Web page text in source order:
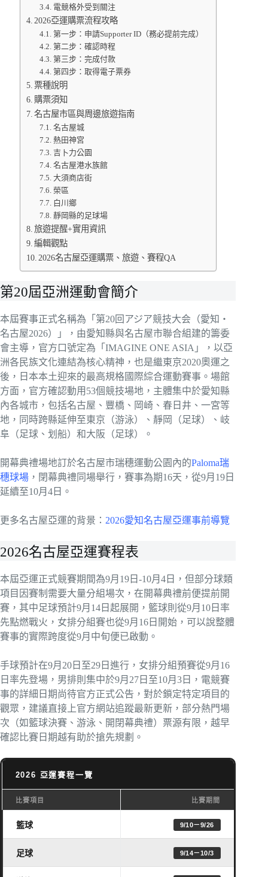
電競格外受到關注
2026亞運購票流程攻略
第一步：申請Supporter ID（務必提前完成）
第二步：確認時程
第三步：完成付款
第四步：取得電子票券
票種說明
購票須知
名古屋市區與周邊旅遊指南
名古屋城
熱田神宮
吉卜力公園
名古屋港水族館
大須商店街
榮區
白川鄉
靜岡縣的足球場
旅遊提醒+實用資訊
編輯觀點
2026名古屋亞運購票、旅遊、賽程QA
第20屆亞洲運動會簡介
本屆賽事正式名稱為「第20回アジア競技大会（愛知・
名古屋2026）」，由愛知縣與名古屋市聯合組建的籌委
會主導，官方口號定為「IMAGINE ONE ASIA」，以亞
洲各民族文化連結為核心精神，也是繼東京2020奧運之
後，日本本土迎來的最高規格國際綜合運動賽事。場館
方面，官方確認動用53個競技場地，主體集中於愛知縣
內各城市，包括名古屋、豐橋、岡崎、春日井、一宮等
地，同時跨縣延伸至東京（游泳）、靜岡（足球）、岐
阜（足球、划船）和大阪（足球）。
開幕典禮場地訂於名古屋市瑞穗運動公園內的Paloma瑞
穗球場 ，閉幕典禮同場舉行，賽事為期16天，從9月19日
延續至10月4日。
更多名古屋亞運的背景： 2026愛知名古屋亞運事前導覽
2026名古屋亞運賽程表
本屆亞運正式競賽期間為9月19日-10月4日，但部分球類
項目因賽制需要大量分組場次，在開幕典禮前便提前開
賽，其中足球預計9月14日起展開，籃球則從9月10日率
先點燃戰火，女排分組賽也從9月16日開始，可以說整體
賽事的實際跨度從9月中旬便已啟動。
手球預計在9月20日至29日進行，女排分組預賽從9月16
日率先登場，男排則集中於9月27日至10月3日，電競賽
事的詳細日期尚待官方正式公告，對於鎖定特定項目的
觀眾，建議直接上官方網站追蹤最新更新，部分熱門場
次（如籃球決賽、游泳、開閉幕典禮）票源有限，越早
確認比賽日期越有助於搶先規劃。
2026 亞運賽程一覽
比賽項目 比賽期間
籃球 9/10－9/26
足球 9/14－10/3